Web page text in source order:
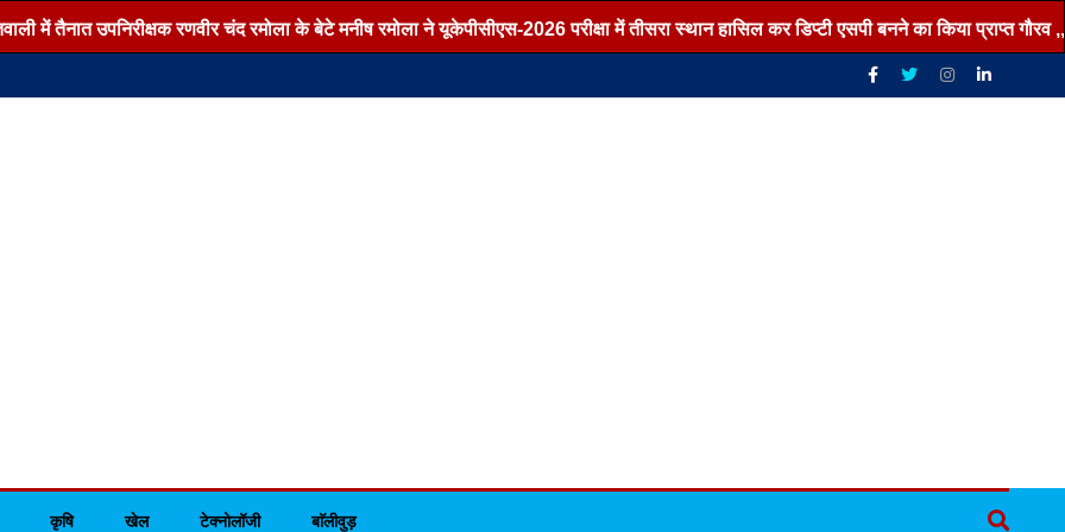
तैनात उपनिरीक्षक रणवीर चंद रमोला के बेटे मनीष रमोला ने यूकेपीसीएस-2026 परीक्षा में तीसरा स्थान हासिल कर डिप्टी एसपी बनने का किया प्राप्त गौरव ,,,
कृषि खेल टेक्नोलॉजी बाॅलीवुड़